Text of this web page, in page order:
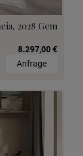
2028 Gem
8.297,00 €
Anfrage